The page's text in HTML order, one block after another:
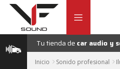
Ir
navegación
Ir
contenido
Tu tienda de car audio y
Inicio Sonido profesional